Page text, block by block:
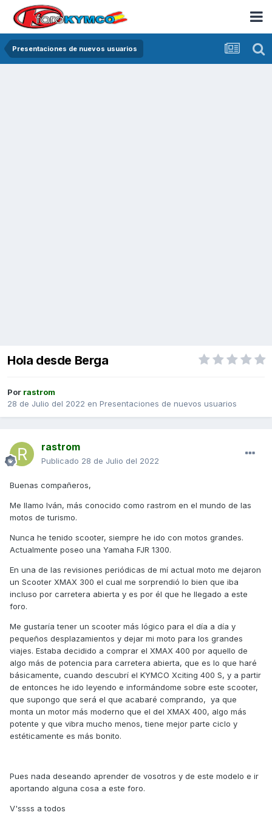
Presentaciones de nuevos usuarios
Hola desde Berga
Por rastrom
28 de Julio del 2022 en Presentaciones de nuevos usuarios
rastrom
Publicado 28 de Julio del 2022
Buenas compañeros,
Me llamo Iván, más conocido como rastrom en el mundo de las
motos de turismo.
Nunca he tenido scooter, siempre he ido con motos grandes.
Actualmente poseo una Yamaha FJR 1300.
En una de las revisiones periódicas de mí actual moto me dejaron
un Scooter XMAX 300 el cual me sorprendió lo bien que iba
incluso por carretera abierta y es por él que he llegado a este
foro.
Me gustaría tener un scooter más lógico para el día a día y
pequeños desplazamientos y dejar mi moto para los grandes
viajes. Estaba decidido a comprar el XMAX 400 por aquello de
algo más de potencia para carretera abierta, que es lo que haré
básicamente, cuando descubrí el KYMCO Xciting 400 S, y a partir
de entonces he ido leyendo e informándome sobre este scooter,
que supongo que será el que acabaré comprando, ya que
monta un motor más moderno que el del XMAX 400, algo más
potente y que vibra mucho menos, tiene mejor parte ciclo y
estéticamente es más bonito.
Pues nada deseando aprender de vosotros y de este modelo e ir
aportando alguna cosa a este foro.
V'ssss a todos